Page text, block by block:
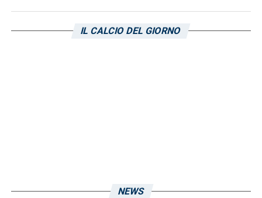
IL CALCIO DEL GIORNO
NEWS